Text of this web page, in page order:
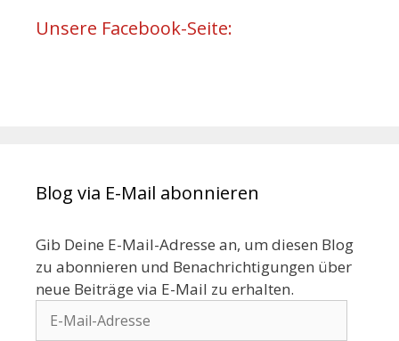
Unsere Facebook-Seite:
Blog via E-Mail abonnieren
Gib Deine E-Mail-Adresse an, um diesen Blog
zu abonnieren und Benachrichtigungen über
neue Beiträge via E-Mail zu erhalten.